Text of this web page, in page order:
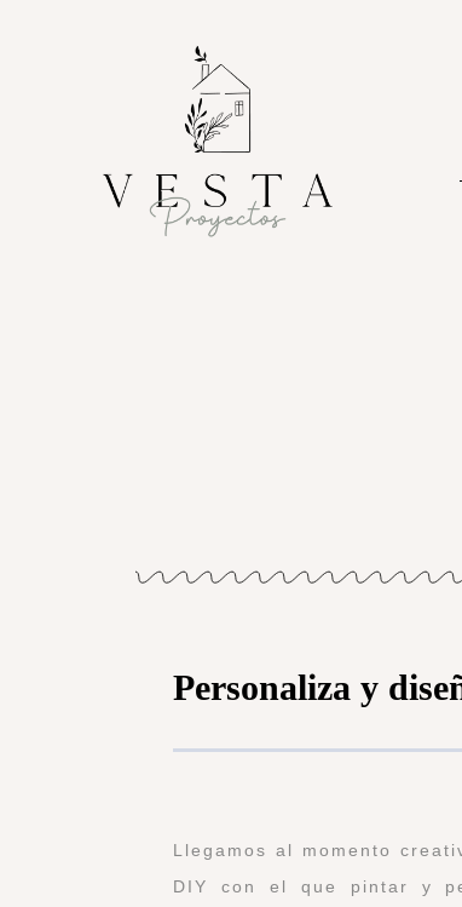
Personaliza y
Llegamos al momento
DIY con el que pintar y